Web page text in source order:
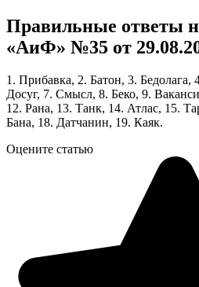
Правильные ответы
«АиФ» №35 от
1. Прибавка, 2. Батон, 3.
Досуг, 7. Смысл, 8. Беко, 9.
12. Рана, 13. Танк, 14. Атлас, 15.
Бана, 18. Датчанин, 19. Каяк.
Оцените статью